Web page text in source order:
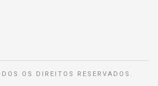
OS DIREITOS RESERVADOS.